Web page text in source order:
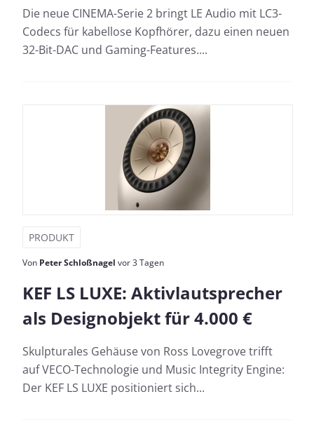
Die neue CINEMA-Serie 2 bringt LE Audio mit LC3-
Codecs für kabellose Kopfhörer, dazu einen neuen
32-Bit-DAC und Gaming-Features....
PRODUKT
Von Peter Schloßnagel vor 3 Tagen
KEF LS LUXE: Aktivlautsprecher
als Designobjekt für 4.000 €
Skulpturales Gehäuse von Ross Lovegrove trifft
auf VECO-Technologie und Music Integrity Engine:
Der KEF LS LUXE positioniert sich...